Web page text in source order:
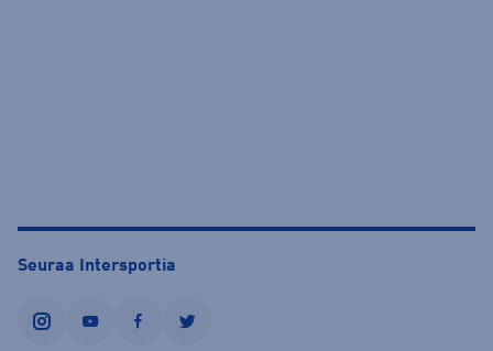
Seuraa Intersportia
instagramyoutubefacebooktwitter